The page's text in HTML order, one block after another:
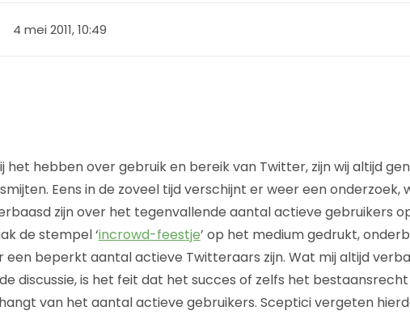
4 mei 2011, 10:49
het hebben over gebruik en bereik van Twitter, zijn wij altijd
Eens in de zoveel tijd verschijnt er weer een onderzoek,
zijn over het tegenvallende aantal actieve gebruikers
de stempel ‘incrowd-feestje’ op het medium gedrukt,
een beperkt aantal actieve Twitteraars zijn. Wat mij altijd
discussie, is het feit dat het succes of zelfs het
van het aantal actieve gebruikers. Sceptici vergeten